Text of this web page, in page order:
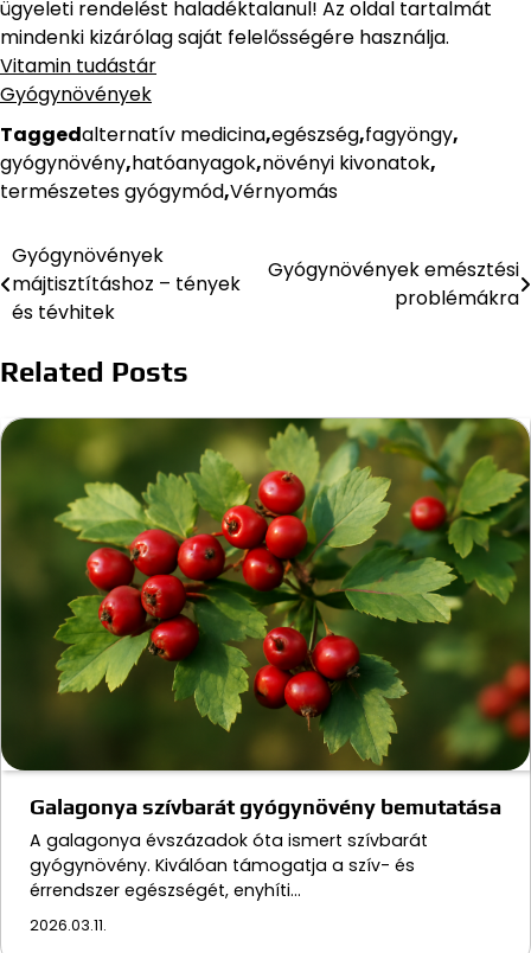
ügyeleti rendelést haladéktalanul! Az oldal tartalmát
mindenki kizárólag saját felelősségére használja.
Vitamin tudástár
Gyógynövények
Taggedalternatív medicina,egészség,fagyöngy,
gyógynövény,hatóanyagok,növényi kivonatok,
természetes gyógymód,Vérnyomás
Bejegyzés
navigáció
Gyógynövények
májtisztításhoz – tények
és tévhitek
Gyógynövények emésztési
problémákra
Related Posts
Galagonya szívbarát gyógynövény bemutatása
A galagonya évszázadok óta ismert szívbarát
gyógynövény. Kiválóan támogatja a szív- és
érrendszer egészségét, enyhíti…
2026.03.11.